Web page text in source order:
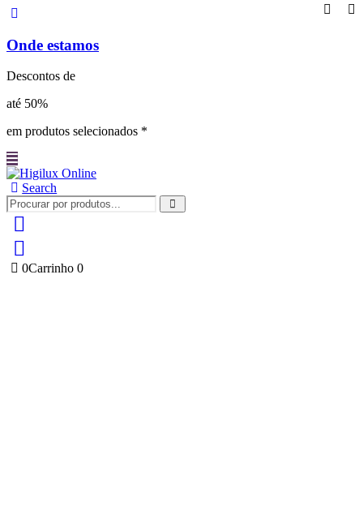
Onde estamos
Descontos de
até 50%
em produtos selecionados *
Search
0Carrinho0